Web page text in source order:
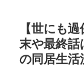
【世にも
末や最終話
の同居生活